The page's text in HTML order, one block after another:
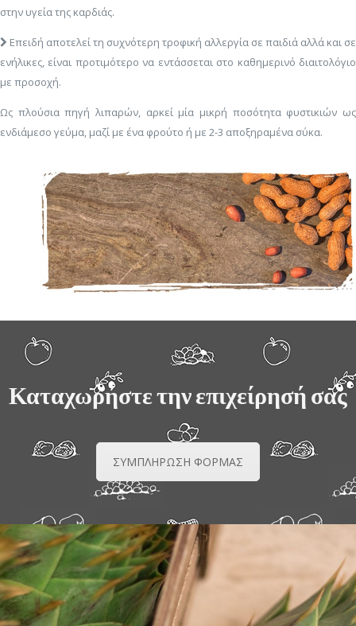
στην υγεία της καρδιάς.
Επειδή αποτελεί τη συχνότερη τροφική αλλεργία σε παιδιά αλλά και σε
ενήλικες, είναι προτιμότερο να εντάσσεται στο καθημερινό διαιτολόγιο
με προσοχή.
Ως πλούσια πηγή λιπαρών, αρκεί μία μικρή ποσότητα φυστικιών ως
ενδιάμεσο γεύμα, μαζί με ένα φρούτο ή με 2-3 αποξηραμένα σύκα.
Καταχωρήστε την επιχείρησή σας
ΣΥΜΠΛΗΡΩΣΗ ΦΟΡΜΑΣ